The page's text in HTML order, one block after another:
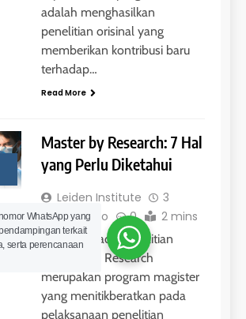
adalah menghasilkan
penelitian orisinal yang
memberikan kontribusi baru
terhadap…
Read More
Master by Research: 7 Hal
yang Perlu Diketahui
Leiden Institute
3
minggu ago
0 2 mins
Berfokus pada Penelitian
Master’s by Research
merupakan program magister
yang menitikberatkan pada
pelaksanaan penelitian
WhatsApp yang
terkait
serta perencanaan